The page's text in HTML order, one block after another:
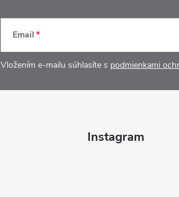
Email
Vložením e-mailu súhlasíte s podmienkami
Instagram